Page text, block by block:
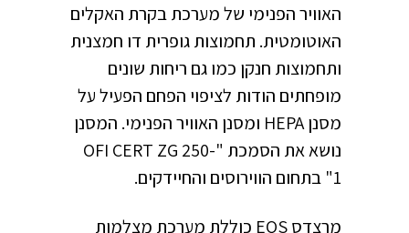
האוויר הפנימי של מערכת בקרת האקלים
האוטומטית. תחמוצות גופרית דו חמצנית
ותחמוצות חנקן כמו גם ריחות שונים
מופחתים הודות לציפוי הפחם הפעיל על
מסנן HEPA ומסנן האוויר הפנימי. המסנן
נושא את הסמכת "OFI CERT ZG 250-
1" בתחום הווירוסים והחיידקים.
מרצדס EQS כוללת מערכת מצלמות